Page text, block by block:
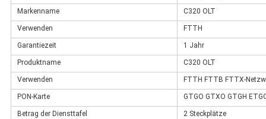
Markenname C320 OLT
Verwenden FTTH
Garantiezeit 1 Jahr
Produktname C320 OLT
Verwenden FTTH FTTB FTTX-
PON-Karte GTGO GTXO GTGH
Betrag der Diensttafel 2 Steckplätze